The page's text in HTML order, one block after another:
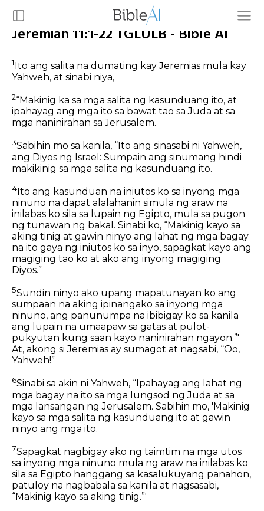
Jeremiah 11:1-22 TGLULB - Bible AI
1Ito ang salita na dumating kay Jeremias mula kay
Yahweh, at sinabi niya,
2“Makinig ka sa mga salita ng kasunduang ito, at
ipahayag ang mga ito sa bawat tao sa Juda at sa
mga naninirahan sa Jerusalem.
3Sabihin mo sa kanila, “Ito ang sinasabi ni Yahweh,
ang Diyos ng Israel: Sumpain ang sinumang hindi
makikinig sa mga salita ng kasunduang ito.
4Ito ang kasunduan na iniutos ko sa inyong mga
ninuno na dapat alalahanin simula ng araw na
inilabas ko sila sa lupain ng Egipto, mula sa pugon
ng tunawan ng bakal. Sinabi ko, “Makinig kayo sa
aking tinig at gawin ninyo ang lahat ng mga bagay
na ito gaya ng iniutos ko sa inyo, sapagkat kayo ang
magiging tao ko at ako ang inyong magiging
Diyos.”
5Sundin ninyo ako upang mapatunayan ko ang
sumpaan na aking ipinangako sa inyong mga
ninuno, ang panunumpa na ibibigay ko sa kanila
ang lupain na umaapaw sa gatas at pulot-
pukyutan kung saan kayo naninirahan ngayon.”'
At, akong si Jeremias ay sumagot at nagsabi, “Oo,
Yahweh!”
6Sinabi sa akin ni Yahweh, “Ipahayag ang lahat ng
mga bagay na ito sa mga lungsod ng Juda at sa
mga lansangan ng Jerusalem. Sabihin mo, 'Makinig
kayo sa mga salita ng kasunduang ito at gawin
ninyo ang mga ito.
7Sapagkat nagbigay ako ng taimtim na mga utos
sa inyong mga ninuno mula ng araw na inilabas ko
sila sa Egipto hanggang sa kasalukuyang panahon,
patuloy na nagbabala sa kanila at nagsasabi,
“Makinig kayo sa aking tinig.”'